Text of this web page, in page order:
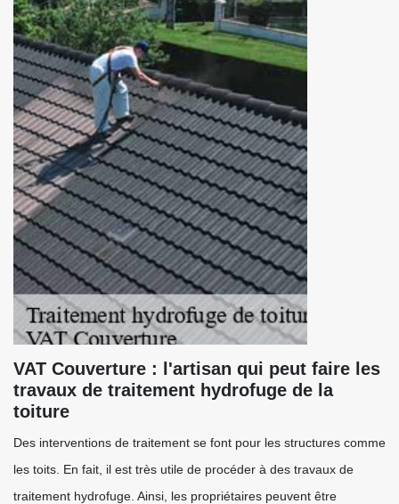
VAT Couverture : l'artisan qui peut faire les
travaux de traitement hydrofuge de la
toiture
Des interventions de traitement se font pour les structures comme
les toits. En fait, il est très utile de procéder à des travaux de
traitement hydrofuge. Ainsi, les propriétaires peuvent être